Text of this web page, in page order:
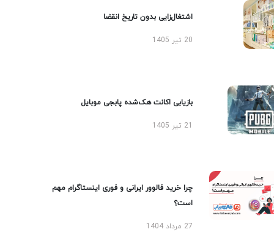
اشتغال‌زایی بدون تاریخ انقضا
20 تیر 1405
بازیابی اکانت هک‌شده پابجی موبایل
چرا خرید فالوور ایرانی و فوری اینستاگرام مهم
است؟
27 مرداد 1404